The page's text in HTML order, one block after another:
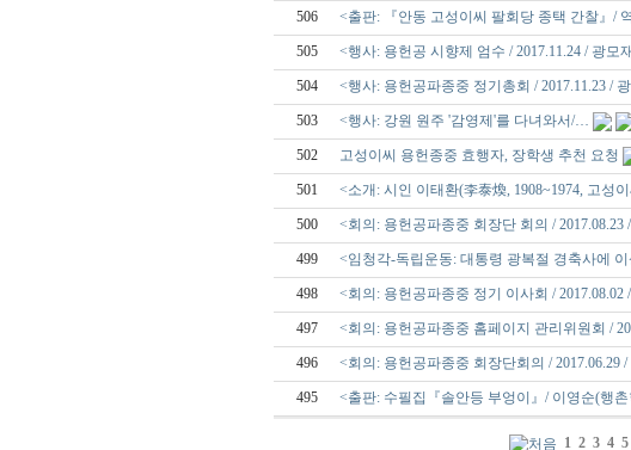
506 <출판: 『안동 고성이씨 팔회당 종택 간찰』/
505 <행사: 용헌공 시향제 엄수 / 2017.11.24 / 광모
504 <행사: 용헌공파종중 정기총회 / 2017.11.23 /
503 <행사: 강원 원주 '감영제'를 다녀와서/…
502 고성이씨 용헌종중 효행자, 장학생 추천 요청
501 <소개: 시인 이태환(李泰煥, 1908~1974, 고성
500 <회의: 용헌공파종중 회장단 회의 / 2017.08.23
499 <임청각-독립운동: 대통령 광복절 경축사에
498 <회의: 용헌공파종중 정기 이사회 / 2017.08.02
497 <회의: 용헌공파종중 홈페이지 관리위원회 /
496 <회의: 용헌공파종중 회장단회의 / 2017.06.29
495 <출판: 수필집『솔안등 부엉이』/ 이영순(행
1 2 3 4 5